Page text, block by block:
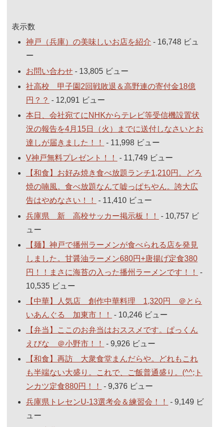
表示数
神戸（兵庫）の美味しいお店を紹介 - 16,748 ビュ
ー
お問い合わせ - 13,805 ビュー
社高校 甲子園2回戦敗退＆高野連の寄付金18億
円？？ - 12,091 ビュー
本日、会社宛てにNHKからテレビ等受信機設置状
況の報告を4月15日（火）までに送付しなさいとお
達しが届きました！！
- 11,998 ビュー
V神戸無料プレゼント！！
- 11,749 ビュー
【和食】お好み焼き食べ放題ランチ1,210円。どろ
焼の喃風。食べ放題なんて嘘っぱちやん。誇大広
告はやめなさい！！
- 11,410 ビュー
兵庫県 新 高校サッカー掲示板！！
- 10,757 ビ
ュー
【麺】神戸で播州ラーメンが食べられる店を発見
しました。甘醤油ラーメン680円+唐揚げ定食380
円！！まさに海苔の入った播州ラーメンです！！
-
10,535 ビュー
【中華】人気店 創作中華料理 1,320円 ＠とら
いあんぐる 加東市！！
- 10,246 ビュー
【弁当】ここのお弁当はおススメです。ぱっくん
えびな ＠小野市！！
- 9,926 ビュー
【和食】再訪 大衆食堂まんだらや。どれもこれ
も半端ない大盛り。これで、ご飯普通盛り。(^^;ト
ンカツ定食880円！！
- 9,376 ビュー
兵庫県トレセンU-13選考会＆練習会！！
- 9,149 ビ
ュー